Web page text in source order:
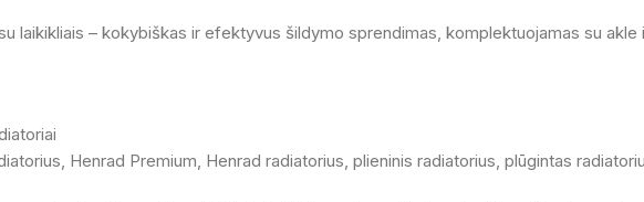
laikikliais – kokybiškas ir efektyvus šildymo sprendimas, komplektuojamas su
Henrad Premium Henrad radiatorius plieninis radiatorius plūgintas